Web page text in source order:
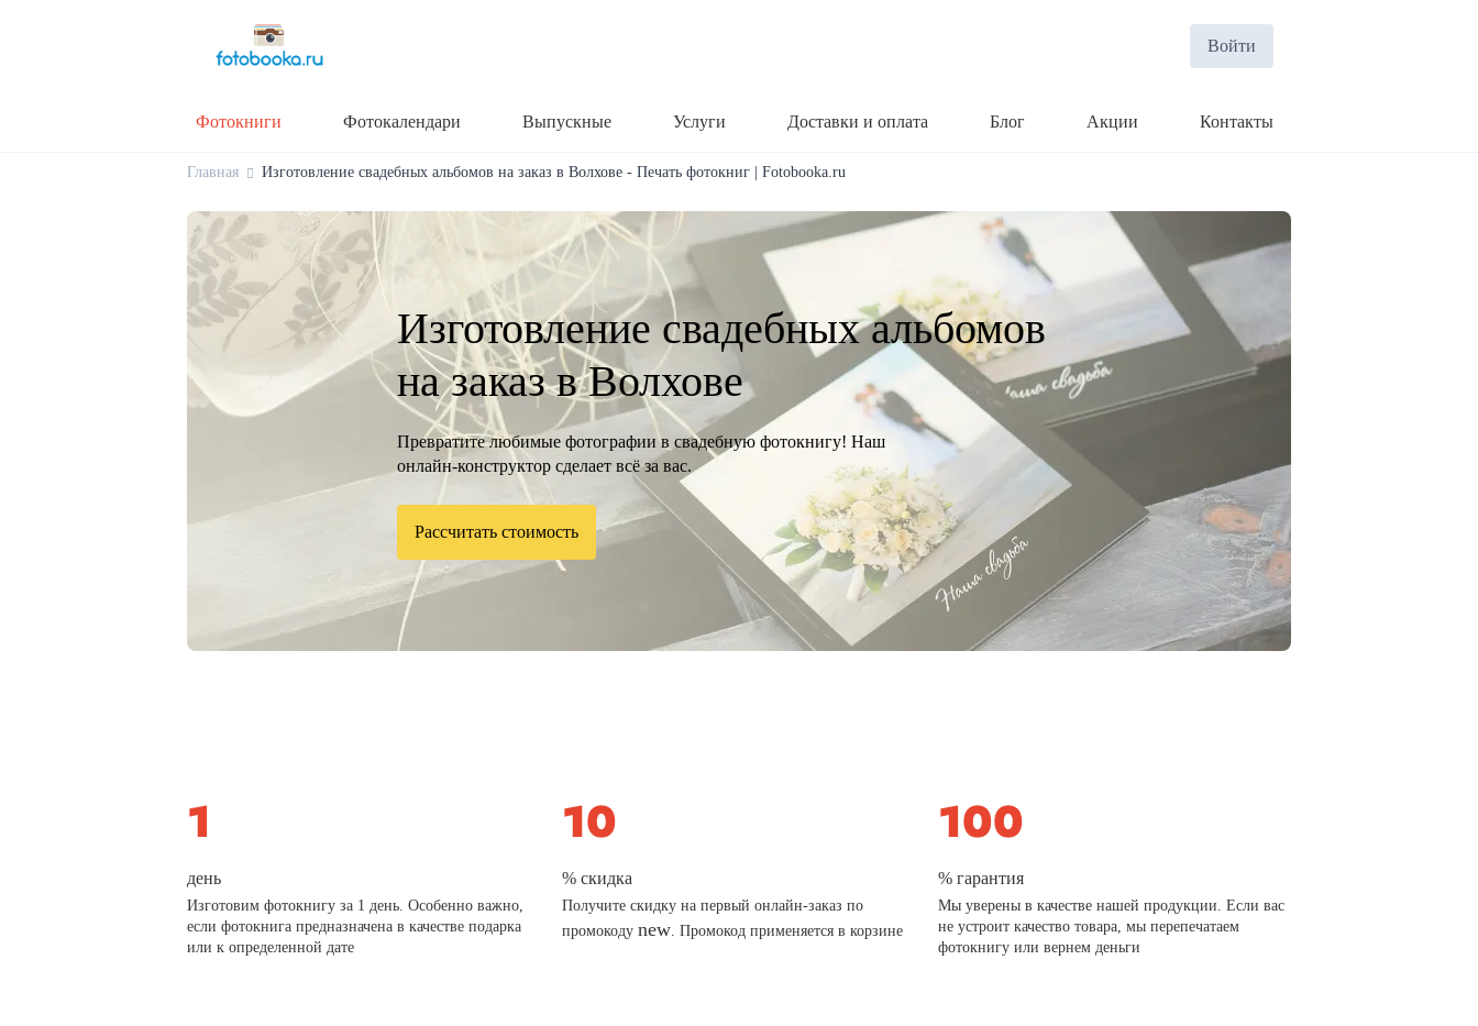
Войти
Фотокниги Фотокалендари Выпускные Услуги Доставки и оплата Блог Акции Контакты
Главная Изготовление свадебных альбомов на заказ в Волхове - Печать фотокниг | Fotobooka.ru
Изготовление свадебных альбомов
на заказ в Волхове
Превратите любимые фотографии в свадебную фотокнигу! Наш
онлайн-конструктор сделает всё за вас.
Рассчитать стоимость
день
Изготовим фотокнигу за 1 день. Особенно важно,
если фотокнига предназначена в качестве подарка
или к определенной дате
% скидка
Получите скидку на первый онлайн-заказ по
промокодуnew . Промокод применяется в корзине
% гарантия
Мы уверены в качестве нашей продукции. Если вас
не устроит качество товара, мы перепечатаем
фотокнигу или вернем деньги